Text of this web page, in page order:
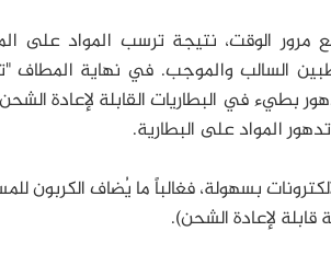
مرور الوقت، نتيجة ترسب المواد على
السالب والموجب. في نهاية المطاف
بطيء في البطاريات القابلة لإعادة
المواد على البطارية.
بسهولة، فغالباً ما يُضاف الكربون
قابلة لإعادة الشحن).